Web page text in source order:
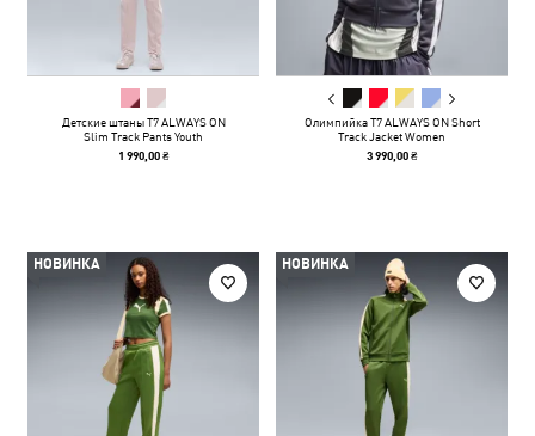
Детские штаны T7 ALWAYS ON
Slim Track Pants Youth
1 990,00 ₴
Олимпийка T7 ALWAYS ON Short
Track Jacket Women
3 990,00 ₴
НОВИНКА НОВИНКА